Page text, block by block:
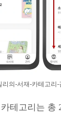
리의-서재-카테고리-
테고리는 총